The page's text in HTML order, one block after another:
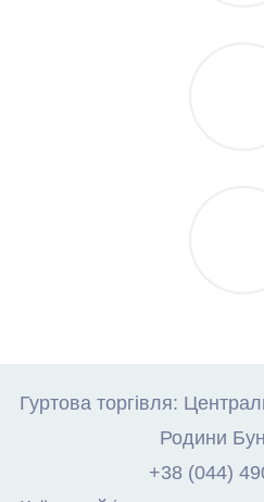
Гуртова торгівля:
Родини
+38 (044)